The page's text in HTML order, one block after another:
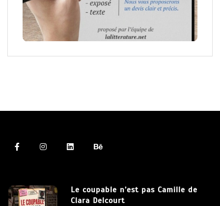
Le coupable n’est pas Camille de
Clara Delcourt